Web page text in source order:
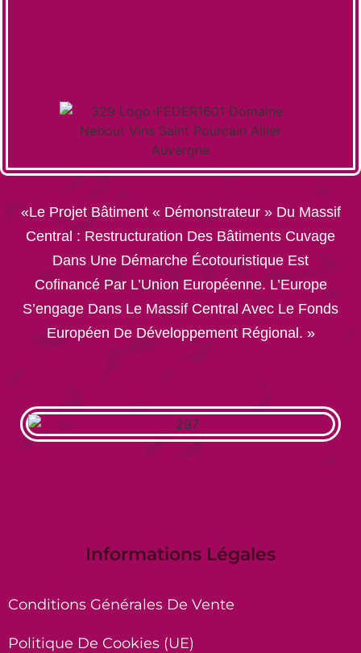
«Le Projet Bâtiment « Démonstrateur » Du Massif
Central : Restructuration Des Bâtiments Cuvage
Dans Une Démarche Écotouristique Est
Cofinancé Par L’Union Européenne. L’Europe
S’engage Dans Le Massif Central Avec Le Fonds
Européen De Développement Régional. »
Informations Légales
Conditions Générales De Vente
Politique De Cookies (UE)